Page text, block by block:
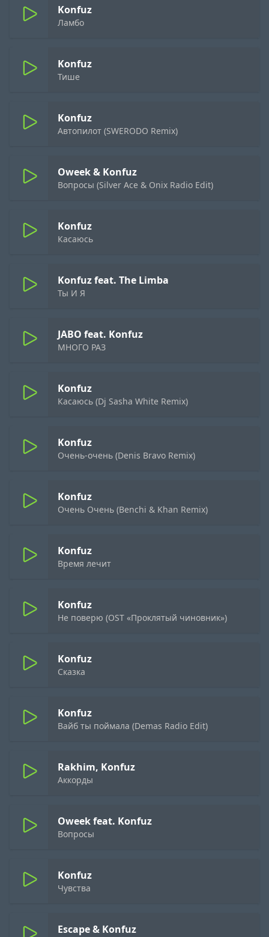
Konfuz
Ламбо
Konfuz
Тише
Konfuz
Автопилот (SWERODO Remix)
Oweek & Konfuz
Вопросы (Silver Ace & Onix Radio Edit)
Konfuz
Касаюсь
Konfuz feat. The Limba
Ты И Я
JABO feat. Konfuz
МНОГО РАЗ
Konfuz
Касаюсь (Dj Sasha White Remix)
Konfuz
Очень-очень (Denis Bravo Remix)
Konfuz
Очень Очень (Benchi & Khan Remix)
Konfuz
Время лечит
Konfuz
Не поверю (OST «Проклятый чиновник»)
Konfuz
Сказка
Konfuz
Вайб ты поймала (Demas Radio Edit)
Rakhim, Konfuz
Аккорды
Oweek feat. Konfuz
Вопросы
Konfuz
Чувства
Escape & Konfuz